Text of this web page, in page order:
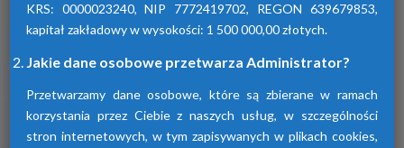
KRS: 0000023240, NIP 7772419702, REGON 639679853,
kapitał zakładowy w wysokości: 1 500 000,00 złotych.
Jakie dane osobowe przetwarza Administrator?
Przetwarzamy dane osobowe, które są zbierane w ramach
korzystania przez Ciebie z naszych usług, w szczególności
stron internetowych, w tym zapisywanych w plikach cookies,